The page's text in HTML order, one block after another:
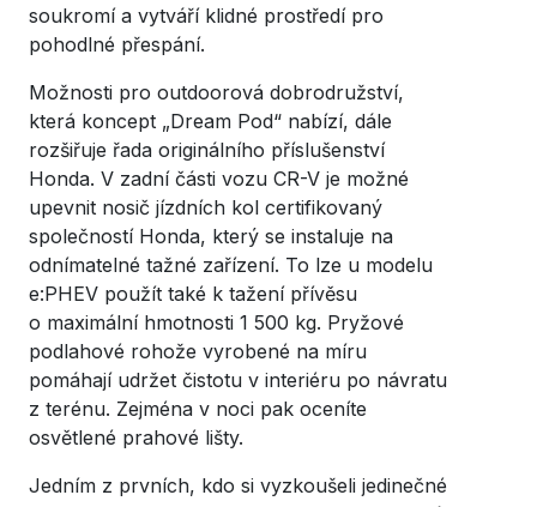
soukromí a vytváří klidné prostředí pro
pohodlné přespání.
Možnosti pro outdoorová dobrodružství,
která koncept „Dream Pod“ nabízí, dále
rozšiřuje řada originálního příslušenství
Honda. V zadní části vozu CR-V je možné
upevnit nosič jízdních kol certifikovaný
společností Honda, který se instaluje na
odnímatelné tažné zařízení. To lze u modelu
e:PHEV použít také k tažení přívěsu
o maximální hmotnosti 1 500 kg. Pryžové
podlahové rohože vyrobené na míru
pomáhají udržet čistotu v interiéru po návratu
z terénu. Zejména v noci pak oceníte
osvětlené prahové lišty.
Jedním z prvních, kdo si vyzkoušeli jedinečné